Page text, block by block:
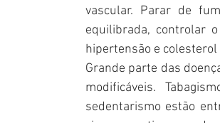
vascular. Parar de
equilibrada, controlar
hipertensão e
Grande parte das
modificáveis.
sedentarismo estão